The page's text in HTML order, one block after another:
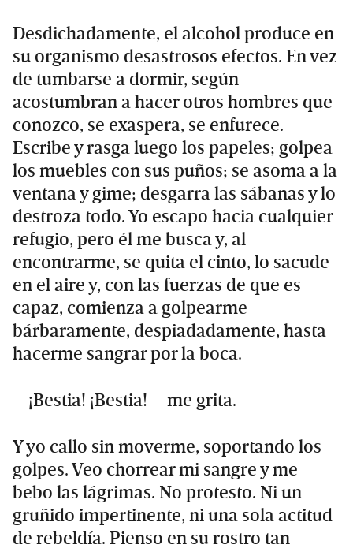
Desdichadamente, el alcohol produce en
su organismo desastrosos efectos. En vez
de tumbarse a dormir, según
acostumbran a hacer otros hombres que
conozco, se exaspera, se enfurece.
Escribe y rasga luego los papeles; golpea
los muebles con sus puños; se asoma a la
ventana y gime; desgarra las sábanas y lo
destroza todo. Yo escapo hacia cualquier
refugio, pero él me busca y, al
encontrarme, se quita el cinto, lo sacude
en el aire y, con las fuerzas de que es
capaz, comienza a golpearme
bárbaramente, despiadadamente, hasta
hacerme sangrar por la boca.
—¡Bestia! ¡Bestia! —me grita.
Y yo callo sin moverme, soportando los
golpes. Veo chorrear mi sangre y me
bebo las lágrimas. No protesto. Ni un
gruñido impertinente, ni una sola actitud
de rebeldía. Pienso en su rostro tan